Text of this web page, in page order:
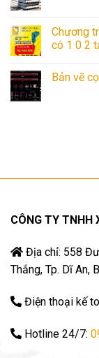
Chương
có 1 0 2
Bản vẽ
CÔNG TY TNHH
Địa chỉ: 558
Thắng, Tp. Dĩ An,
Điện thoại kế
Hotline 24/7: